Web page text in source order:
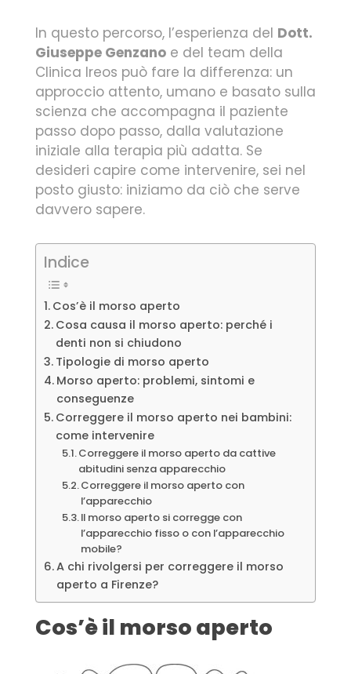
In questo percorso, l’esperienza del Dott.
Giuseppe Genzano e del team della
Clinica Ireos può fare la differenza: un
approccio attento, umano e basato sulla
scienza che accompagna il paziente
passo dopo passo, dalla valutazione
iniziale alla terapia più adatta. Se
desideri capire come intervenire, sei nel
posto giusto: iniziamo da ciò che serve
davvero sapere.
Indice
Cos’è il morso aperto
Cosa causa il morso aperto: perché i
denti non si chiudono
Tipologie di morso aperto
Morso aperto: problemi, sintomi e
conseguenze
Correggere il morso aperto nei bambini:
come intervenire
Correggere il morso aperto da cattive
abitudini senza apparecchio
Correggere il morso aperto con
l’apparecchio
Il morso aperto si corregge con
l’apparecchio fisso o con l’apparecchio
mobile?
A chi rivolgersi per correggere il morso
aperto a Firenze?
Cos’è il morso aperto